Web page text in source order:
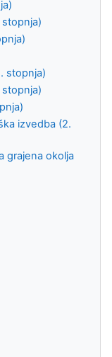
stopnja)
stopnja)
izvedba (2.
grajena okolja